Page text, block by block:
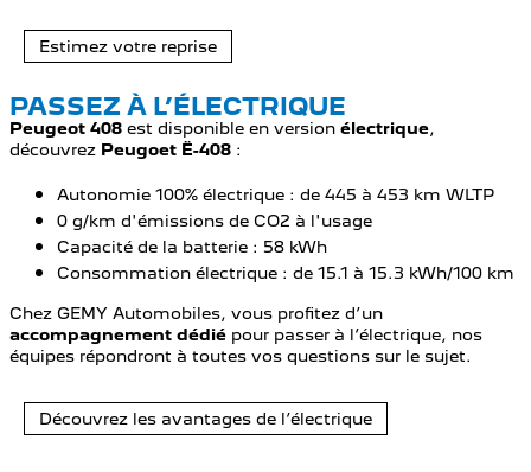
Estimez votre reprise
PASSEZ À L’ÉLECTRIQUE
Peugeot 408 est disponible en version électrique,
découvrez Peugoet Ë-408 :
Autonomie 100% électrique : de 445 à 453 km WLTP
0 g/km d'émissions de CO2 à l'usage
Capacité de la batterie : 58 kWh
Consommation électrique : de 15.1 à 15.3 kWh/100 km
Chez GEMY Automobiles, vous profitez d’un
accompagnement dédié pour passer à l’électrique, nos
équipes répondront à toutes vos questions sur le sujet.
Découvrez les avantages de l’électrique